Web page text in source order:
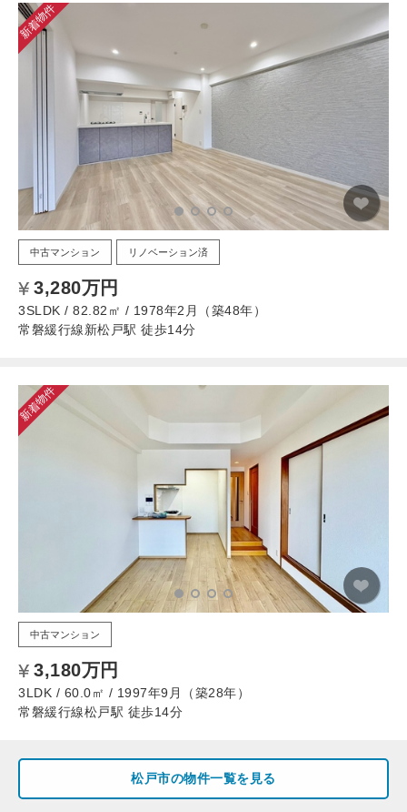
新着物件
中古マンション リノベーション済
3,280万円
3SLDK / 82.82㎡ / 1978年2月（築48年）
常磐緩行線新松戸駅 徒歩14分
新着物件
中古マンション
3,180万円
3LDK / 60.0㎡ / 1997年9月（築28年）
常磐緩行線松戸駅 徒歩14分
松戸市の物件一覧を見る